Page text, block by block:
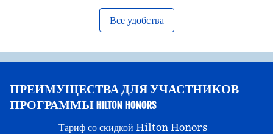
Все удобства
ПРЕИМУЩЕСТВА ДЛЯ УЧАСТНИКОВ
ПРОГРАММЫ HILTON HONORS
Тариф со скидкой Hilton Honors